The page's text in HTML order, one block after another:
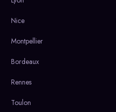
Nice
Montpellier
Bordeaux
Rennes
Toulon